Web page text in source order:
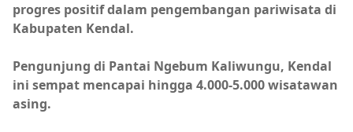
progres positif dalam pengembangan pariwisata di
Kabupaten Kendal.
Pengunjung di Pantai Ngebum Kaliwungu, Kendal
ini sempat mencapai hingga 4.000-5.000 wisatawan
asing.